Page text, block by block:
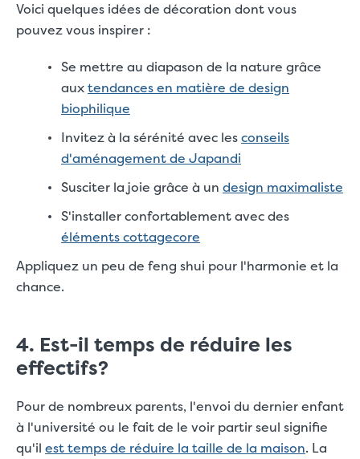
Voici quelques idées de décoration dont vous
pouvez vous inspirer :
Se mettre au diapason de la nature grâce
auxtendances en matière de design
biophilique
Invitez à la sérénité avec lesconseils
d'aménagement de Japandi
Susciter la joie grâce à un design maximaliste
S'installer confortablement avec des
éléments cottagecore
Appliquez un peu de feng shui pour l'harmonie et la
chance.
4. Est-il temps de réduire les
effectifs?
Pour de nombreux parents, l'envoi du dernier enfant
à l'université ou le fait de le voir partir seul signifie
qu'il est temps de réduire la taille de la maison. La